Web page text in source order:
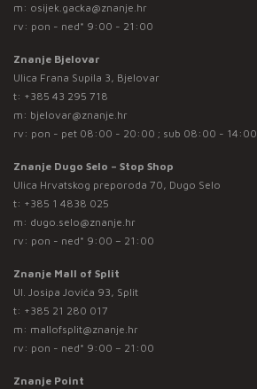
m: osijek.gacka@znanje.hr
rv: pon - ned* 9:00 - 21:00
Znanje Bjelovar
Ulica Frana Supila 3, Bjelovar
t: +385 43 295 718
m: bjelovar@znanje.hr
rv: pon - pet 08:00 - 20:00 ; sub 08:00 - 14:00
Znanje Dugo Selo – Stop Shop
Ulica Hrvatskog preporoda 70, Dugo Selo
t: +385 1 4838 025
m: dugo.selo@znanje.hr
rv: pon - ned* 9:00 – 21:00
Znanje Mall of Split
Ul. Josipa Jovića 93, Split
t: +385 21 280 017
m: mallofsplit@znanje.hr
rv: pon - ned* 9:00 – 21:00
Znanje Point